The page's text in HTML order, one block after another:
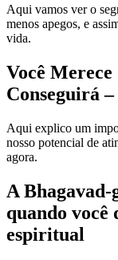
Aqui vamos ver o
menos apegos, e
vida.
Você
Conseguirá
Aqui explico um
nosso potencial de
agora.
A Bhagavad-
quando você
espiritual